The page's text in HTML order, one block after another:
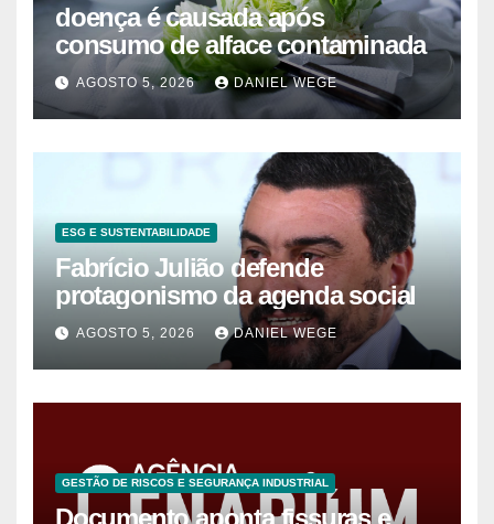
doença é causada após
consumo de alface contaminada
AGOSTO 5, 2026 DANIEL WEGE
ESG E SUSTENTABILIDADE
Fabrício Julião defende
protagonismo da agenda social
AGOSTO 5, 2026 DANIEL WEGE
GESTÃO DE RISCOS E SEGURANÇA INDUSTRIAL
Documento aponta fissuras e